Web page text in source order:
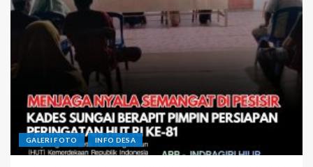
GALERI FOTO INFO DESA